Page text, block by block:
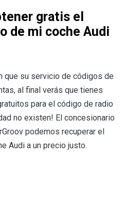
gratis el
de mi coche Audi
que su servicio de códigos de
al final verás que tienes
para el código de radio
no existen! El concesionario
podemos recuperar el
Audi a un precio justo.